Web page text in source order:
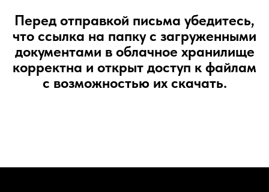
Перед отправкой письма убедитесь,
что ссылка на папку с загруженными
документами в облачное хранилище
корректна и открыт доступ к файлам
с возможностью их скачать.